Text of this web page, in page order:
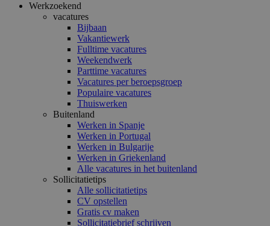
Werkzoekend
vacatures
Bijbaan
Vakantiewerk
Fulltime vacatures
Weekendwerk
Parttime vacatures
Vacatures per beroepsgroep
Populaire vacatures
Thuiswerken
Buitenland
Werken in Spanje
Werken in Portugal
Werken in Bulgarije
Werken in Griekenland
Alle vacatures in het buitenland
Sollicitatietips
Alle sollicitatietips
CV opstellen
Gratis cv maken
Sollicitatiebrief schrijven